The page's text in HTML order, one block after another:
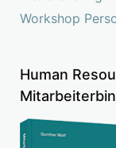
Workshop
Human